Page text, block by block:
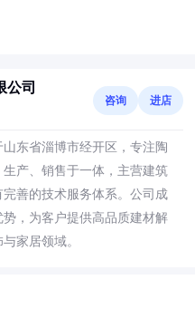
公司
咨询 进店
东省淄博市经开区，专注陶
产、销售于一体，主营建筑
善的技术服务体系。公司成
，为客户提供高品质建材解
家居领域。